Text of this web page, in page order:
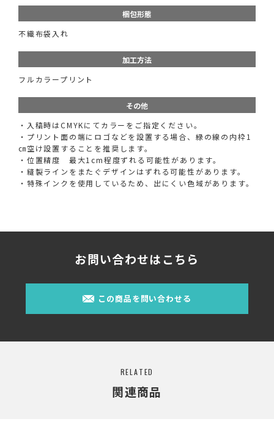
梱包形態
不織布袋入れ
加工方法
フルカラープリント
その他
・入稿時はCMYKにてカラーをご指定ください。
・プリント面の端にロゴなどを設置する場合、緑の線の内枠1
㎝空け設置することを推奨します。
・位置精度 最大1cm程度ずれる可能性があります。
・縫製ラインをまたぐデザインはずれる可能性があります。
・特殊インクを使用しているため、出にくい色域があります。
お問い合わせはこちら
この商品を問い合わせる
RELATED
関連商品